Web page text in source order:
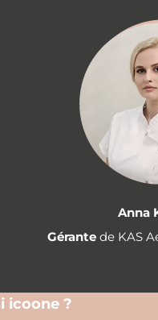
Anna
Gérante de KAS
icoone ?